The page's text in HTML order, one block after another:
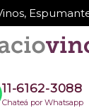
11-6162-3088
Chateá por Whatsapp